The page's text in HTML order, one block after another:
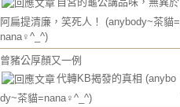
阿扁提清廉，笑死人！ (anybody~茶貓=
nana♀^_^)
曾豬公厚顏又一例
代轉KB揭發的真相 (anybo
dy~茶貓=nana♀^_^)